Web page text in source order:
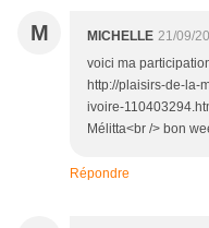
M MICHELLE 21/09/
voici ma
http://plaisirs-de-la-
ivoire-
Mélitta<br /> bon
Répondre